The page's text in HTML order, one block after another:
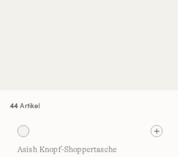
44 Artikel
Asish Knopf-Shoppertasche